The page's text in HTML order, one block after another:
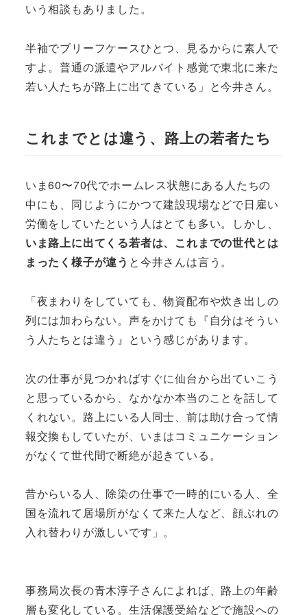
いう相談もありました。
半袖でブリーフケースひとつ、見るからに素人で
すよ。普通の派遣やアルバイト感覚で東北に来た
若い人たちが路上に出てきている」と今井さん。
これまでとは違う、路上の若者たち
いま60〜70代でホームレス状態にある人たちの
中にも、同じようにかつて建設現場などで日雇い
労働をしていたという人はとても多い。しかし、
いま路上に出てくる若者は、これまでの世代とは
まったく様子が違う と今井さんは言う。
「夜まわりをしていても、物資配布や炊き出しの
列には加わらない。声をかけても『自分はそうい
う人たちとは違う』という感じがあります。
次の仕事が見つかればすぐに仙台から出ていこう
と思っているから、なかなか本当のことを話して
くれない。路上にいる人同士、前は助け合って情
報交換もしていたが、いまはコミュニケーション
がなくて世代間で断絶が起きている。
昔からいる人、除染の仕事で一時的にいる人、全
国を流れて居場所がなくて来た人など、顔ぶれの
入れ替わりが激しいです」。
事務局次長の青木淳子さんによれば、路上の年齢
層も変化している。生活保護受給などで施設への